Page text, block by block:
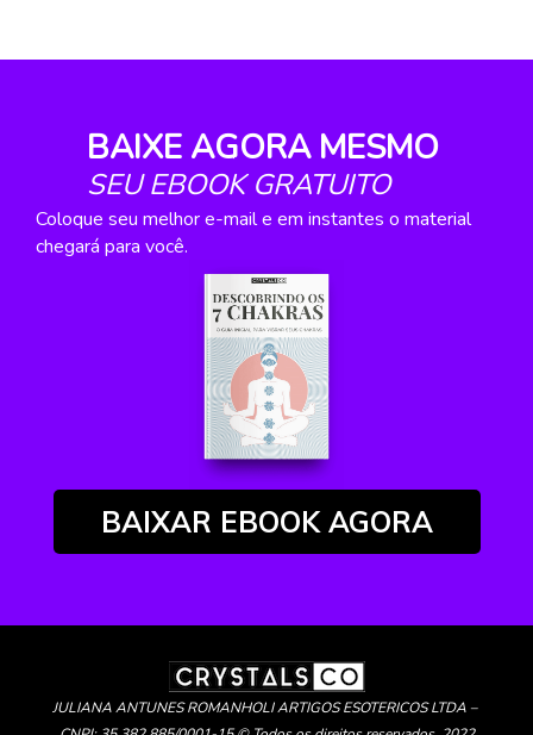
BAIXAR EBOOK AGORA
BAIXE AGORA MESMO
SEU EBOOK GRATUITO
Coloque seu melhor e-mail e em instantes o material
chegará para você.
JULIANA ANTUNES ROMANHOLI ARTIGOS ESOTERICOS LTDA –